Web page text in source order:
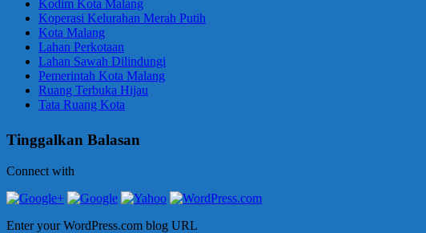
Kodim Kota Malang
Koperasi Kelurahan Merah Putih
Kota Malang
Lahan Perkotaan
Lahan Sawah Dilindungi
Pemerintah Kota Malang
Ruang Terbuka Hijau
Tata Ruang Kota
Tinggalkan Balasan
Connect with
Enter your WordPress.com blog URL